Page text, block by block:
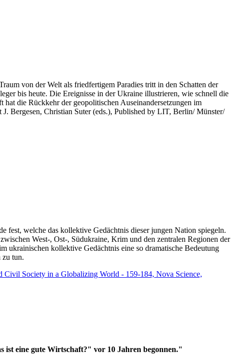
von der Welt als friedfertigem Paradies tritt in den Schatten der
bis heute. Die Ereignisse in der Ukraine illustrieren, wie schnell die
die Rückkehr der geopolitischen Auseinandersetzungen im
Bergesen, Christian Suter (eds.), Published by LIT, Berlin/ Münster/
fest, welche das kollektive Gedächtnis dieser jungen Nation spiegeln.
West-, Ost-, Südukraine, Krim und den zentralen Regionen der
ukrainischen kollektive Gedächtnis eine so dramatische Bedeutung
zu tun.
Civil Society in a Globalizing World - 159-184, Nova Science,
eine gute Wirtschaft?" vor 10 Jahren begonnen."